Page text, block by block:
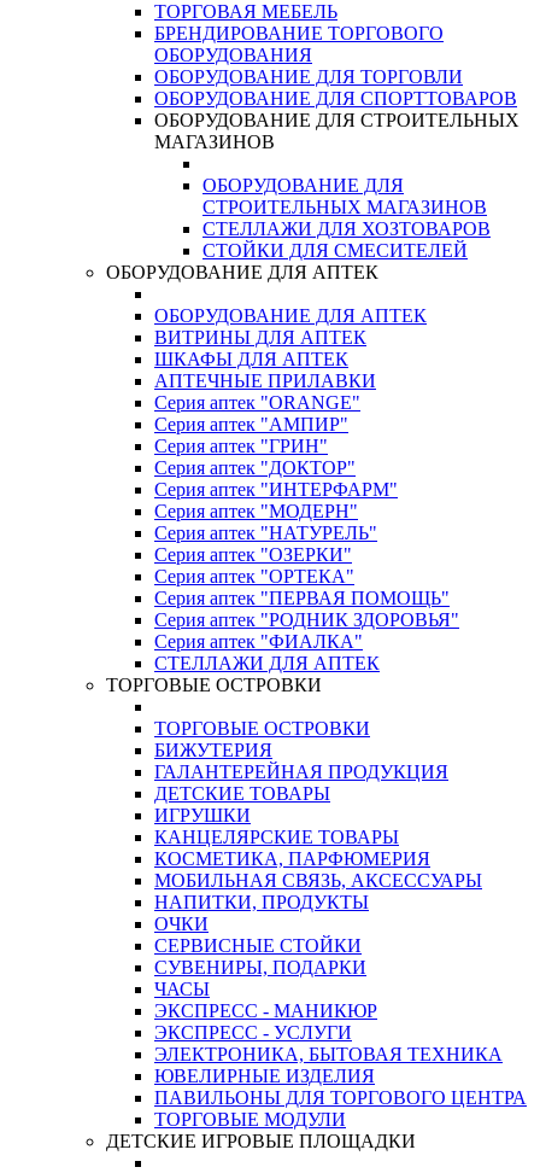
ТОРГОВАЯ МЕБЕЛЬ
БРЕНДИРОВАНИЕ ТОРГОВОГО
ОБОРУДОВАНИЯ
ОБОРУДОВАНИЕ ДЛЯ ТОРГОВЛИ
ОБОРУДОВАНИЕ ДЛЯ СПОРТТОВАРОВ
ОБОРУДОВАНИЕ ДЛЯ СТРОИТЕЛЬНЫХ
МАГАЗИНОВ
ОБОРУДОВАНИЕ ДЛЯ
СТРОИТЕЛЬНЫХ МАГАЗИНОВ
СТЕЛЛАЖИ ДЛЯ ХОЗТОВАРОВ
СТОЙКИ ДЛЯ СМЕСИТЕЛЕЙ
ОБОРУДОВАНИЕ ДЛЯ АПТЕК
ОБОРУДОВАНИЕ ДЛЯ АПТЕК
ВИТРИНЫ ДЛЯ АПТЕК
ШКАФЫ ДЛЯ АПТЕК
АПТЕЧНЫЕ ПРИЛАВКИ
Серия аптек "ORANGE"
Серия аптек "АМПИР"
Серия аптек "ГРИН"
Серия аптек "ДОКТОР"
Серия аптек "ИНТЕРФАРМ"
Серия аптек "МОДЕРН"
Серия аптек "НАТУРЕЛЬ"
Серия аптек "ОЗЕРКИ"
Серия аптек "ОРТЕКА"
Серия аптек "ПЕРВАЯ ПОМОЩЬ"
Серия аптек "РОДНИК ЗДОРОВЬЯ"
Серия аптек "ФИАЛКА"
СТЕЛЛАЖИ ДЛЯ АПТЕК
ТОРГОВЫЕ ОСТРОВКИ
ТОРГОВЫЕ ОСТРОВКИ
БИЖУТЕРИЯ
ГАЛАНТЕРЕЙНАЯ ПРОДУКЦИЯ
ДЕТСКИЕ ТОВАРЫ
ИГРУШКИ
КАНЦЕЛЯРСКИЕ ТОВАРЫ
КОСМЕТИКА, ПАРФЮМЕРИЯ
МОБИЛЬНАЯ СВЯЗЬ, АКСЕССУАРЫ
НАПИТКИ, ПРОДУКТЫ
ОЧКИ
СЕРВИСНЫЕ СТОЙКИ
СУВЕНИРЫ, ПОДАРКИ
ЧАСЫ
ЭКСПРЕСС - МАНИКЮР
ЭКСПРЕСС - УСЛУГИ
ЭЛЕКТРОНИКА, БЫТОВАЯ ТЕХНИКА
ЮВЕЛИРНЫЕ ИЗДЕЛИЯ
ПАВИЛЬОНЫ ДЛЯ ТОРГОВОГО ЦЕНТРА
ТОРГОВЫЕ МОДУЛИ
ДЕТСКИЕ ИГРОВЫЕ ПЛОЩАДКИ